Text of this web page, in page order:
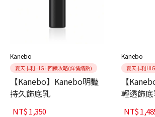
Kanebo
夏天卡利HIGH回饋攻略(詳情請點)
【Kanebo】Kanebo明豔
持久飾底乳
NT$1,350
Kanebo
夏天卡利
【
輕透飾
NT$